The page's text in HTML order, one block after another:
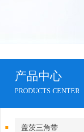
产品中心
PRODUCTS CENTER
盖茨三角带